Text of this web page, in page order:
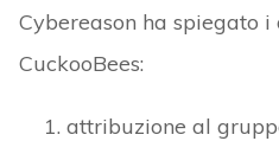
Cybereason ha spiegato
CuckooBees:
attribuzione al